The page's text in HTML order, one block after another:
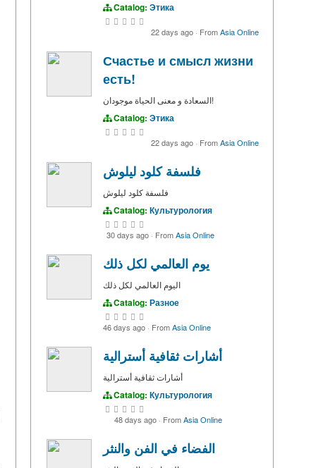
Catalog: Этика
22 days ago · FromAsia Online
Счастье и смысл жизни
есть!
السعادة و معنى الحياة موجودان!
Catalog: Этика
22 days ago · FromAsia Online
فلسفة كلود ليلوش
فلسفة كلود ليلوش
Catalog: Культурология
30 days ago · FromAsia Online
يوم العالمي لكل ذلك
اليوم العالمي لكل ذلك
Catalog: Разное
46 days ago · FromAsia Online
أشارات ثقافية أسترالية
أشارات ثقافية أسترالية
Catalog: Культурология
48 days ago · FromAsia Online
الفضاء في الفن والنثر